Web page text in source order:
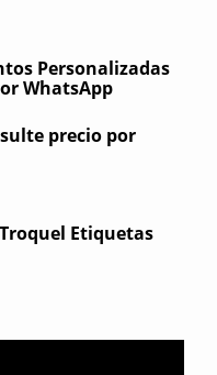
Personalizadas
WhatsApp
precio por
Etiquetas